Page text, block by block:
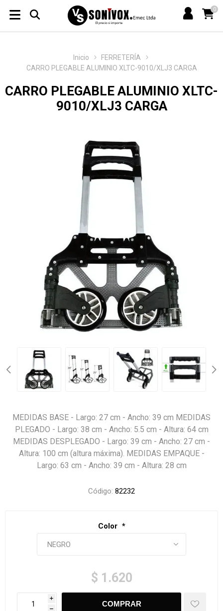
0
Inicio
FERRETERÍA
CARRO PLEGABLE ALUMINIO XLTC-9010/XLJ3 CARGA
CARRO PLEGABLE ALUMINIO XLTC-
9010/XLJ3 CARGA
MEDIDAS BASE - Largo: 27 cm - Ancho: 39 cm MEDIDAS
PLEGADO - Largo: 38 cm - Ancho: 5.5 cm - Altura: 64 cm
MEDIDAS DESPLEGADO - Largo: 39 cm - Ancho: 27 cm -
Altura: 100 cm (altura máxima). MEDIDAS EMPAQUE -
Largo: 63 cm - Ancho: 39 cm - Altura: 28 cm
Código: 82232
Color *
$ 1.620
i
h